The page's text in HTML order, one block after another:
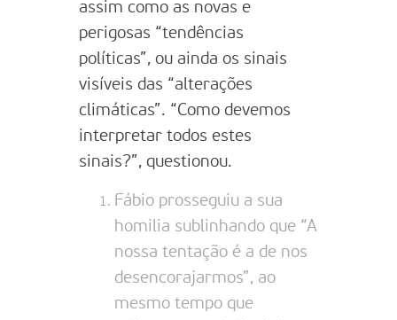
assim como as novas e
perigosas “tendências
políticas”, ou ainda os sinais
visíveis das “alterações
climáticas”. “Como devemos
interpretar todos estes
sinais?”, questionou.
Fábio prosseguiu a sua
homilia sublinhando que “A
nossa tentação é a de nos
desencorajarmos”, ao
mesmo tempo que